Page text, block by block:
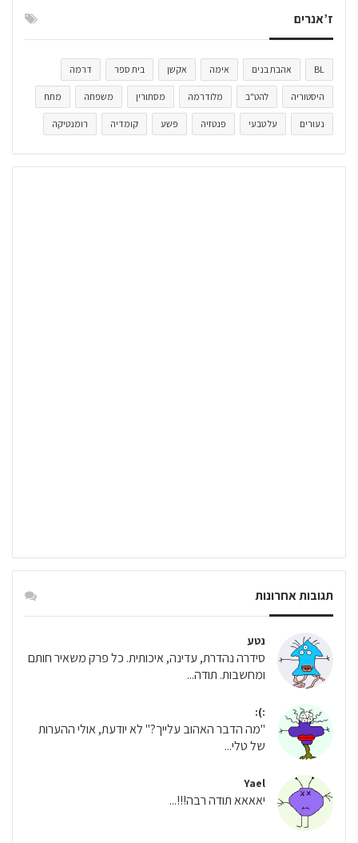
ז’אנרים
BL אהבת בנים אימה אקשן בית ספר דרמה
היסטוריה להט"ב מלודרמה מסתורין משפחה מתח
נעורים על טבעי פנטזיה פשע קומדיה רומנטיקה
תגובות אחרונות
נטע
סידרה נהדרת, עדינה, איכותית. כל פרק משאיר חותם
ומחשבות. תודה...
:):
"מה הדבר האהוב עלייך?" לא יודעת, אולי ההערות
של טלי...
Yael
יאאאא תודה רבה!!!...